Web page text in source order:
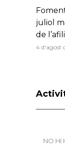
juliol
de
4 d'agost
NO HI